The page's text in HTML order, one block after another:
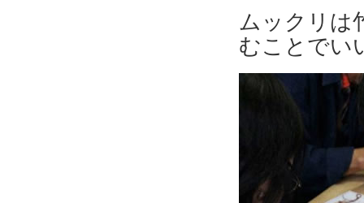
ムックリは
むことでい